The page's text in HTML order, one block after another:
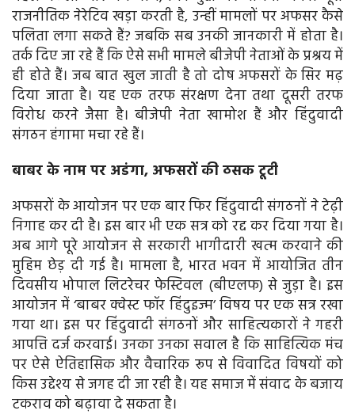
राजनीतिक नेरेटिव खड़ा करती है, उन्‍हीं मामलों पर अफसर कैसे
पलिता लगा सकते हैं? जबकि सब उनकी जानकारी में होता है।
तर्क दिए जा रहे हैं कि ऐसे सभी मामले बीजेपी नेताओं के प्रश्रय में
ही होते हैं। जब बात खुल जाती है तो दोष अफसरों के सिर मढ़
दिया जाता है। यह एक तरफ संरक्षण देना तथा दूसरी तरफ
विरोध करने जैसा है। बीजेपी नेता खामोश हैं और हिंदुवादी
संगठन हंगामा मचा रहे हैं।
बाबर के नाम पर अडंगा, अफसरों की ठसक टूटी
अफसरों के आयोजन पर एक बार फिर हिंदुवादी संगठनों ने टेढ़ी
निगाह कर दी है। इस बार भी एक सत्र को रद्द कर दिया गया है।
अब आगे पूरे आयोजन से सरकारी भागीदारी खत्‍म करवाने की
मुहिम छेड़ दी गई है। मामला है, भारत भवन में आयोजित तीन
दिवसीय भोपाल लिटरेचर फेस्टिवल (बीएलफ) से जुड़ा है। इस
आयोजन में ‘बाबर क्वेस्ट फॉर हिंदुइज्म’ विषय पर एक सत्र रखा
गया था। इस पर हिंदुवादी संगठनों और साहित्‍यकारों ने गहरी
आपत्ति दर्ज करवाई। उनका उनका सवाल है कि साहित्यिक मंच
पर ऐसे ऐतिहासिक और वैचारिक रूप से विवादित विषयों को
किस उद्देश्य से जगह दी जा रही है। यह समाज में संवाद के बजाय
टकराव को बढ़ावा दे सकता है।